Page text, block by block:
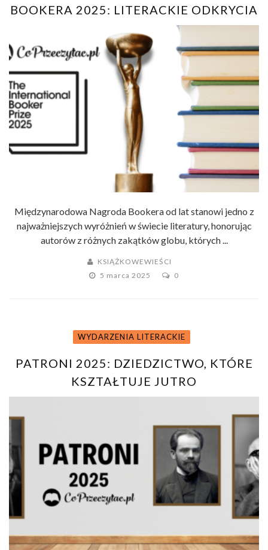
BOOKERA 2025: LITERACKIE ODKRYCIA
Międzynarodowa Nagroda Bookera od lat stanowi jedno z
najważniejszych wyróżnień w świecie literatury, honorując
autorów z różnych zakątków globu, których ...
KSIĄŻKOWEWIEŚCI
5 marca 2025
0
WYDARZENIA LITERACKIE
PATRONI 2025: DZIEDZICTWO, KTÓRE
KSZTAŁTUJE JUTRO